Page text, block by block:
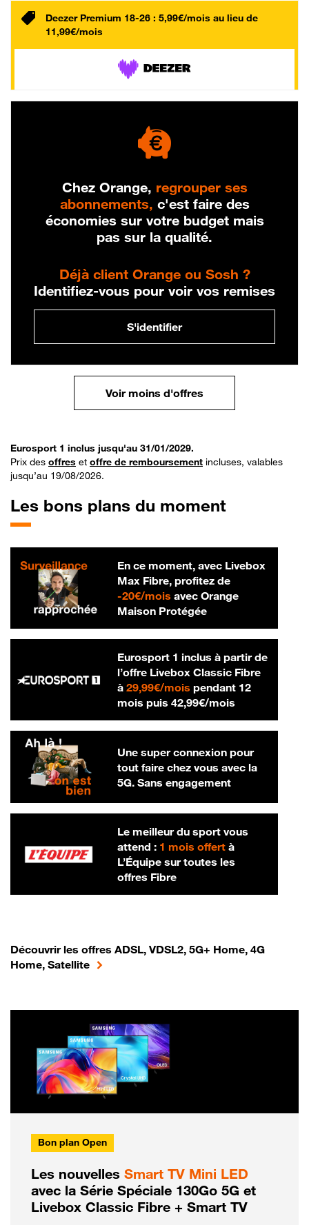
Deezer Premium 18-26 : 5,99€/mois au lieu de
11,99€/mois
Chez Orange, regrouper ses
abonnements, c'est faire des
économies sur votre budget mais
pas sur la qualité.
Déjà client Orange ou Sosh ?
Identifiez-vous pour voir vos remises
S'identifier
Voir moins d'offres
Eurosport 1 inclus jusqu'au 31/01/2029.
Prix des offres et offre de remboursement incluses, valables
jusqu’au 19/08/2026.
Les bons plans du moment
En ce moment, avec Livebox
Max Fibre, profitez de
-20€/mois20 € par mois
avec Orange
Maison Protégée
Eurosport 1 inclus à partir de
l’offre Livebox Classic Fibre
à 29,99€/mois29,99 € par mois
pendant 12
mois puis 42,99€/mois42,99 € par
Une super connexion pour
tout faire chez vous avec la
5G. Sans engagement
Le meilleur du sport vous
attend : 1 mois offertà
L’Équipe sur toutes les
offres Fibre
Découvrir les offres ADSL, VDSL2, 5G+ Home, 4G
Home, Satellite
Bon plan Open
Les nouvelles Smart TV Mini LED
avec la Série Spéciale 130Go 5G et
Livebox Classic Fibre + Smart TV